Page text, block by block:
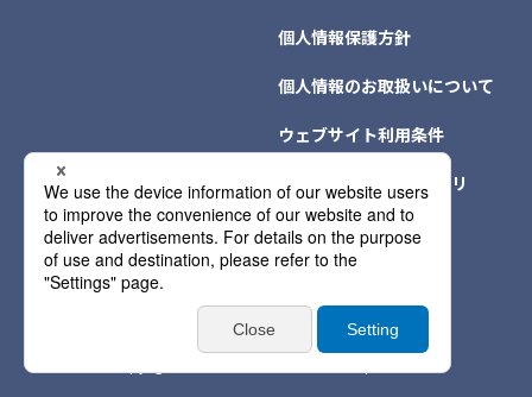
個人情報保護方針情報
サイトマップ
個人情報保護方針
個人情報のお取扱いについて
ウェブサイト利用条件
クッキー（Cookie）ポリ
シー